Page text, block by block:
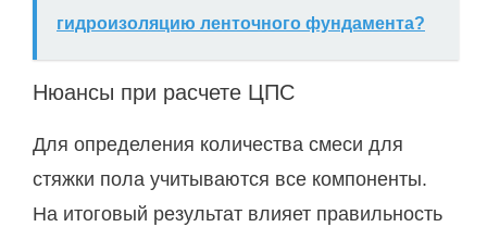
гидроизоляцию ленточного фундамента?
Нюансы при расчете ЦПС
Для определения количества смеси для
стяжки пола учитываются все компоненты.
На итоговый результат влияет правильность